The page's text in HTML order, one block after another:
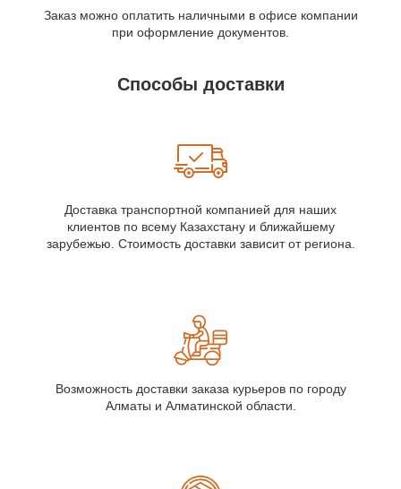
Заказ можно оплатить наличными в офисе компании
при оформление документов.
Способы доставки
Доставка транспортной компанией для наших
клиентов по всему Казахстану и ближайшему
зарубежью. Стоимость доставки зависит от региона.
Возможность доставки заказа курьеров по городу
Алматы и Алматинской области.